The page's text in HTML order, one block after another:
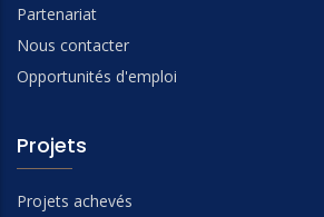
Partenariat
Nous contacter
Opportunités d'emploi
Projets
Projets achevés